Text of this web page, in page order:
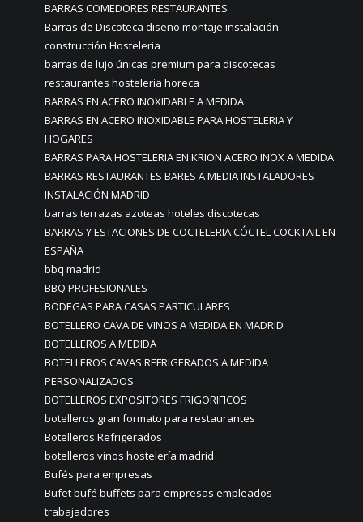
BARRAS COMEDORES RESTAURANTES
Barras de Discoteca diseño montaje instalación
construcción Hosteleria
barras de lujo únicas premium para discotecas
restaurantes hosteleria horeca
BARRAS EN ACERO INOXIDABLE A MEDIDA
BARRAS EN ACERO INOXIDABLE PARA HOSTELERIA Y
HOGARES
BARRAS PARA HOSTELERIA EN KRION ACERO INOX A MEDIDA
BARRAS RESTAURANTES BARES A MEDIA INSTALADORES
INSTALACIÓN MADRID
barras terrazas azoteas hoteles discotecas
BARRAS Y ESTACIONES DE COCTELERIA CÓCTEL COCKTAIL EN
ESPAÑA
bbq madrid
BBQ PROFESIONALES
BODEGAS PARA CASAS PARTICULARES
BOTELLERO CAVA DE VINOS A MEDIDA EN MADRID
BOTELLEROS A MEDIDA
BOTELLEROS CAVAS REFRIGERADOS A MEDIDA
PERSONALIZADOS
BOTELLEROS EXPOSITORES FRIGORIFICOS
botelleros gran formato para restaurantes
Botelleros Refrigerados
botelleros vinos hostelería madrid
Bufés para empresas
Bufet bufé buffets para empresas empleados
trabajadores